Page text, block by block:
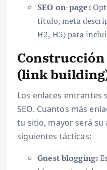
SEO on-page:
título, meta
H2, H3) para
Construcción
(link
Los enlaces entrantes
SEO. Cuantos más
tu sitio, mayor será su
siguientes tácticas:
Guest blogging: